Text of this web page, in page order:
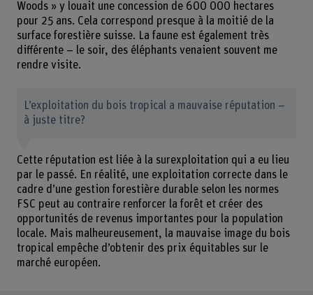
Woods » y louait une concession de 600 000 hectares
pour 25 ans. Cela correspond presque à la moitié de la
surface forestière suisse. La faune est également très
différente – le soir, des éléphants venaient souvent me
rendre visite.
L’exploitation du bois tropical a mauvaise réputation –
à juste titre?
Cette réputation est liée à la surexploitation qui a eu lieu
par le passé. En réalité, une exploitation correcte dans le
cadre d’une gestion forestière durable selon les normes
FSC peut au contraire renforcer la forêt et créer des
opportunités de revenus importantes pour la population
locale. Mais malheureusement, la mauvaise image du bois
tropical empêche d’obtenir des prix équitables sur le
marché européen.